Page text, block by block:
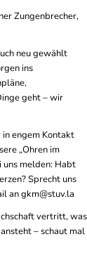
Zungenbrecher,
neu gewählt
ins
geht – wir
engem Kontakt
„Ohren im
uns melden: Habt
Sprecht uns
an gkm@stuv.la
vertritt, was
– schaut mal